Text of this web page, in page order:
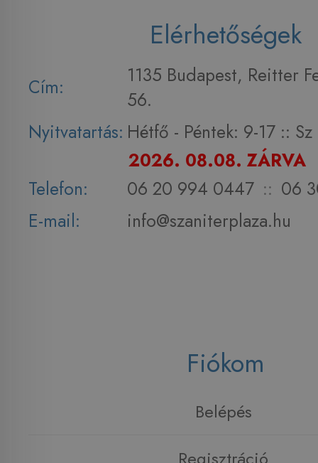
Elérhetőségek
Cím:
1135 Budapest, Reitter
56.
Nyitvatartás: Hétfő - Péntek: 9-17 :: Sz
2026. 08.08. ZÁRVA
Telefon:
06 20 994 0447 :: 06
E-mail:
info@szaniterplaza.hu
Fiókom
Belépés